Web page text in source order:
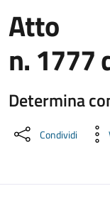
Atto
n.
Determina
Dettaglio del
Condividi